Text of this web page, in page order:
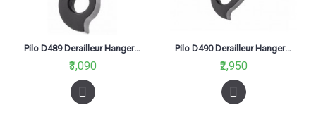
Pilo D489 Derailleur Hanger For Schnell, Go Sport, Trinx, Miracle, Coluer Black
₹3,090
Pilo D490 Derailleur Hanger For Trek Allant,Chelsea,Crossrip
₹2,950